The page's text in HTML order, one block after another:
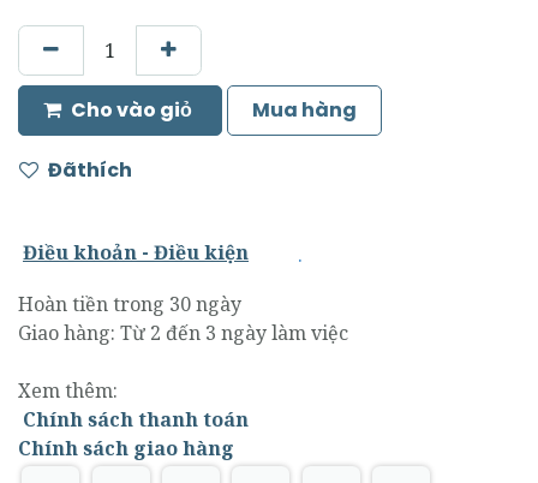
Cho vào giỏ Mua hàng
Đãthích
Điều khoản - Điều kiện .
Hoàn tiền trong 30 ngày
Giao hàng: Từ 2 đến 3 ngày làm việc
Xem thêm:
Chính sách thanh toán
Chính sách giao hàng